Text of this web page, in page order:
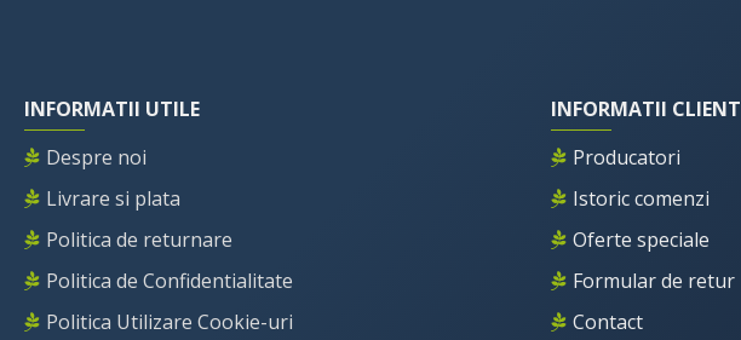
INFORMATII UTILE
Despre noi
Livrare si plata
Politica de returnare
Politica de Confidentialitate
Politica Utilizare Cookie-uri
INFORMATII CLIENT
Producatori
Istoric comenzi
Oferte speciale
Formular de retur
Contact